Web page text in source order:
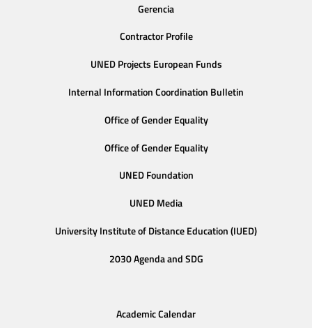
Gerencia
Contractor Profile
UNED Projects European Funds
Internal Information Coordination Bulletin
Office of Gender Equality
Office of Gender Equality
UNED Foundation
UNED Media
University Institute of Distance Education (IUED)
2030 Agenda and SDG
Academic Calendar